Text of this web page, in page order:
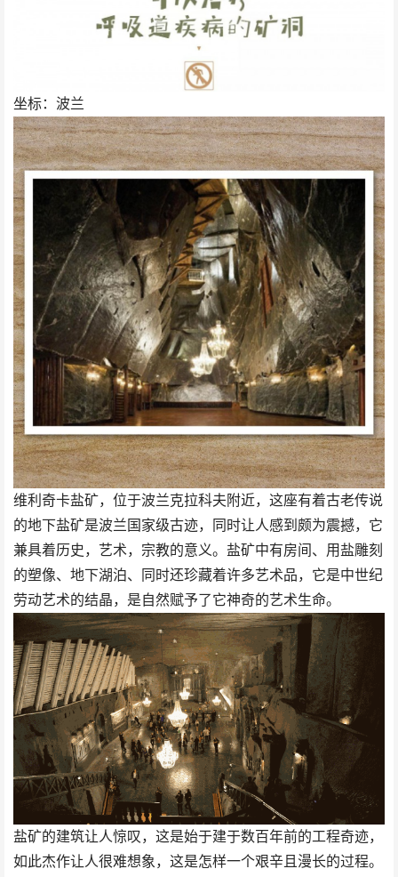
坐标：波兰
维利奇卡盐矿，位于波兰克拉科夫附近，这座有着古老传说
的地下盐矿是波兰国家级古迹，同时让人感到颇为震撼，它
兼具着历史，艺术，宗教的意义。盐矿中有房间、用盐雕刻
的塑像、地下湖泊、同时还珍藏着许多艺术品，它是中世纪
劳动艺术的结晶，是自然赋予了它神奇的艺术生命。
盐矿的建筑让人惊叹，这是始于建于数百年前的工程奇迹，
如此杰作让人很难想象，这是怎样一个艰辛且漫长的过程。